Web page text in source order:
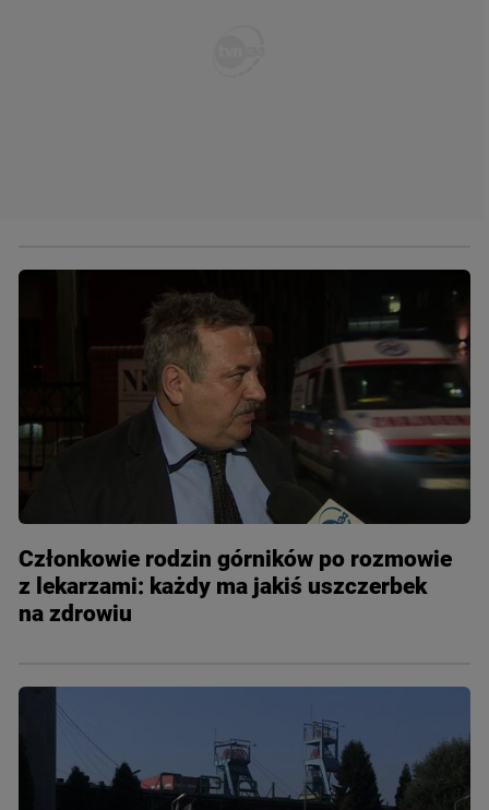
Członkowie rodzin górników po rozmowie
z lekarzami: każdy ma jakiś uszczerbek
na zdrowiu